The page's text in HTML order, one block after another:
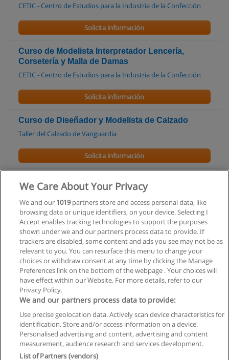
CETIC - Centro de Estudios para la Industria de la Confección
Solicita información
Curso de Modelista Interpretador Lencería,
Corsetería y Malla de Damas
CETIC - Centro de Estudios para la Industria de la Confección
Solicita información
Curso de Diseñador y Modelista de Calzado
Taller del Calzado de Vanguardia
Solicita información
Caucho y Coladas en Resina, Poliuretano,
Concreto, Ceras, etc.
Joyería Contemporánea
Solicita información
Privacidad de datos
Contactar con Educaedu
Copyright © Educaedu Business S.L. - CIF : B-95610580: -
We Care About Your Privacy
We and our 1019partners store and access personal data, like
browsing data or unique identifiers, on your device. Selecting I
Accept enables tracking technologies to support the purposes
shown under we and our partners process data to provide. If
trackers are disabled, some content and ads you see may not be as
relevant to you. You can resurface this menu to change your
choices or withdraw consent at any time by clicking the Manage
Preferences link on the bottom of the webpage . Your choices will
have effect within our Website. For more details, refer to our
Privacy Policy.
We and our partners process data to provide:
Use precise geolocation data. Actively scan device characteristics for
identification. Store and/or access information on a device.
Personalised advertising and content, advertising and content
measurement, audience research and services development.
List of Partners (vendors)